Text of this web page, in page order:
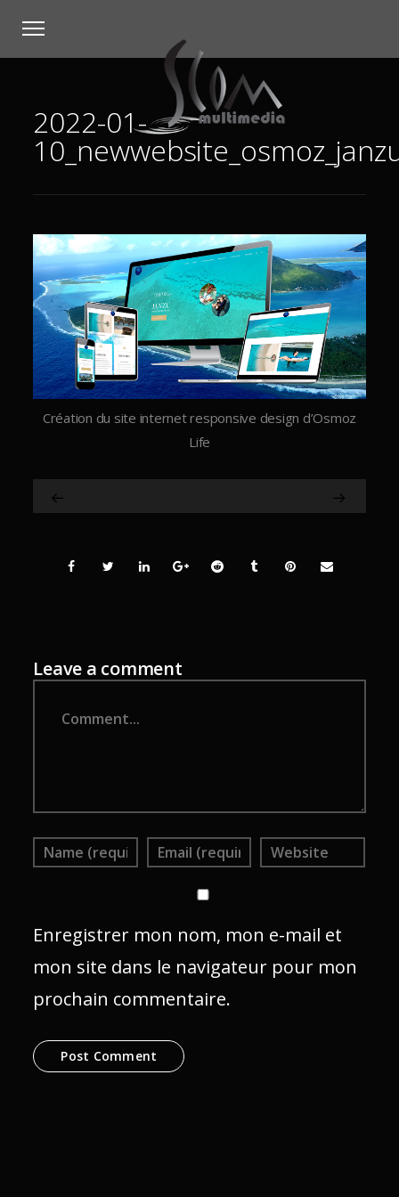
2022-01-
Création du site internet responsive design d’Osmoz
Life
Leave a comment
Enregistrer mon nom, mon e-mail et
mon site dans le navigateur pour mon
prochain commentaire.